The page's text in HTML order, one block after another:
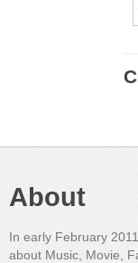
About
In early February
about Music, Movie,